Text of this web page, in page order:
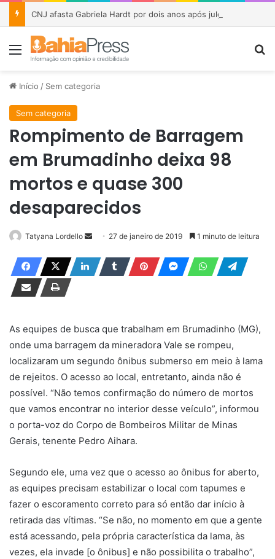
Menu
Início / Sem categoria
Sem categoria
Rompimento de Barragem
em Brumadinho deixa 98
mortos e quase 300
desaparecidos
Tatyana Lordello
m
a
i
l
27 de janeiro de 2019 1 minuto de leitura
As equipes de busca que trabalham em Brumadinho (MG),
onde uma barragem da mineradora Vale se rompeu,
localizaram um segundo ônibus submerso em meio à lama
de rejeitos. O acesso ao local, entretanto, ainda não é
possível. “Não temos confirmação do número de mortos
que vamos encontrar no interior desse veículo”, informou
o porta-voz do Corpo de Bombeiros Militar de Minas
Gerais, tenente Pedro Aihara.
Segundo ele, uma vez que o acesso ao ônibus for aberto,
as equipes precisam estabilizar o local com tapumes e
fazer o escoramento correto para só então dar início à
retirada das vítimas. “Se não, no momento em que a gente
está acessando, pela própria característica da lama, às
vezes, ela invade [o ônibus] e não possibilita o trabalho”,